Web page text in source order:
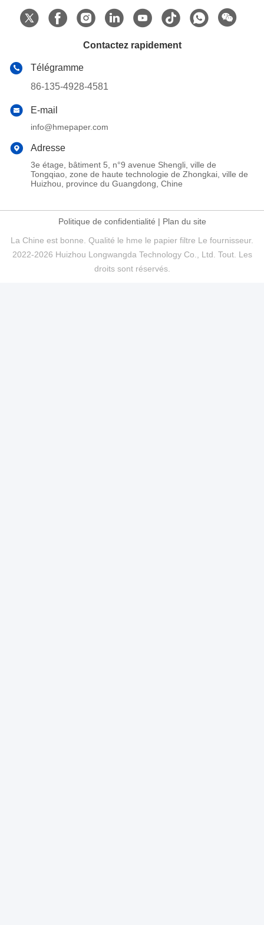
Contactez rapidement
Télégramme
86-135-4928-4581
E-mail
info@hmepaper.com
Adresse
3e étage, bâtiment 5, n°9 avenue Shengli, ville de
Tongqiao, zone de haute technologie de Zhongkai, ville de
Huizhou, province du Guangdong, Chine
Politique de confidentialité | Plan du site
La Chine est bonne. Qualité le hme le papier filtre Le fournisseur.
2022-2026 Huizhou Longwangda Technology Co., Ltd. Tout. Les
droits sont réservés.